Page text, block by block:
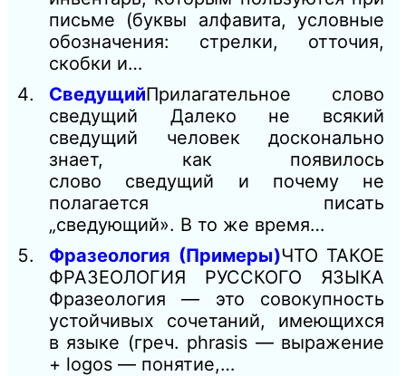
письме (буквы алфавита, условные
обозначения: стрелки, отточия,
скобки и…
СведущийПрилагательное слово
сведущий Далеко не всякий
сведущий человек досконально
знает, как появилось
слово сведущий и почему не
полагается писать
„сведующий». В то же время…
Фразеология (Примеры)ЧТО ТАКОЕ
ФРАЗЕОЛОГИЯ РУССКОГО ЯЗЫКА
Фразеология — это совокупность
устойчивых сочетаний, имеющихся
в языке (греч. рhrasis — выражение
+ logos — понятие,…